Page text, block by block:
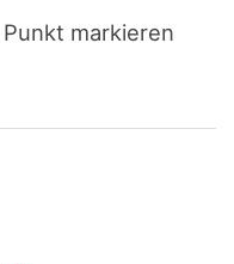
markieren